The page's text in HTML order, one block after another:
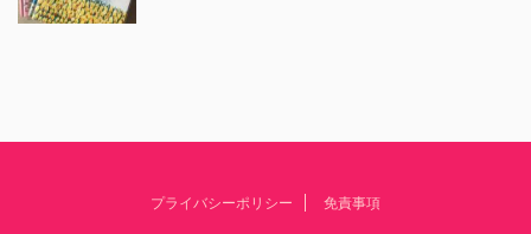
プライバシーポリシー 免責事項